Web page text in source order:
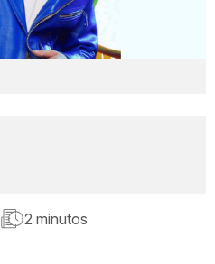
2 minutos